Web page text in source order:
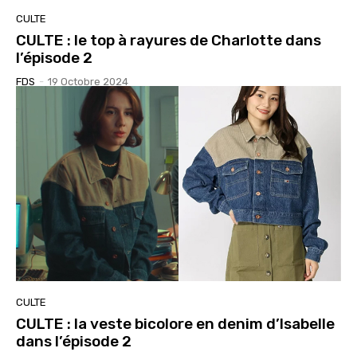
CULTE
CULTE : le top à rayures de Charlotte dans
l’épisode 2
FDS - 19 Octobre 2024
CULTE
CULTE : la veste bicolore en denim d’Isabelle
dans l’épisode 2